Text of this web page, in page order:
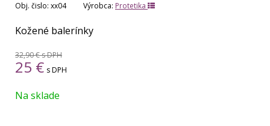
Obj. čislo: xx04 Výrobca: Protetika
Kožené balerínky
32,90 €s DPH
25 € s DPH
Na sklade